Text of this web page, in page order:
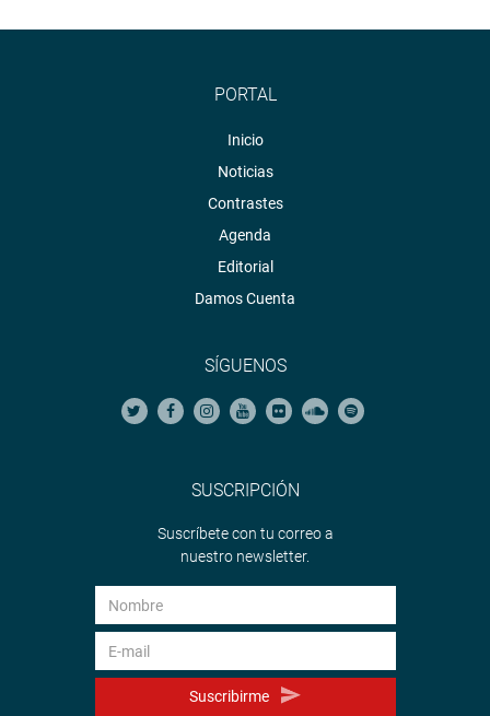
PORTAL
Inicio
Noticias
Contrastes
Agenda
Editorial
Damos Cuenta
SÍGUENOS
SUSCRIPCIÓN
Suscríbete con tu correo a
nuestro newsletter.
Suscribirme